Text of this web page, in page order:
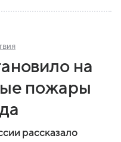
на
пожары
рассказало